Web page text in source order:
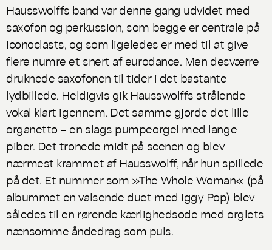
Hausswolffs band var denne gang udvidet med
saxofon og perkussion, som begge er centrale på
Iconoclasts, og som ligeledes er med til at give
flere numre et snert af eurodance. Men desværre
druknede saxofonen til tider i det bastante
lydbillede. Heldigvis gik Hausswolffs strålende
vokal klart igennem. Det samme gjorde det lille
organetto – en slags pumpeorgel med lange
piber. Det tronede midt på scenen og blev
nærmest krammet af Hausswolff, når hun spillede
på det. Et nummer som »The Whole Woman« (på
albummet en valsende duet med Iggy Pop) blev
således til en rørende kærlighedsode med orglets
nænsomme åndedrag som puls.